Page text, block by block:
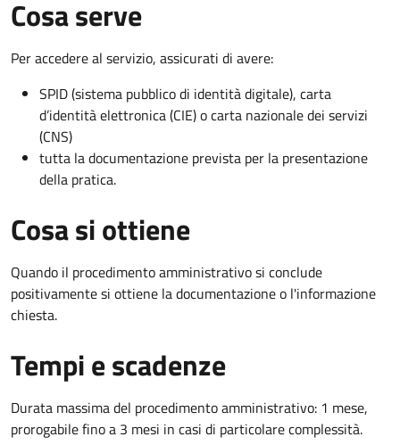
Cosa serve
Per accedere al servizio, assicurati di avere:
SPID (sistema pubblico di identità digitale), carta
d’identità elettronica (CIE) o carta nazionale dei servizi
(CNS)
tutta la documentazione prevista per la presentazione
della pratica.
Cosa si ottiene
Quando il procedimento amministrativo si conclude
positivamente si ottiene la documentazione o l'informazione
chiesta.
Tempi e scadenze
Durata massima del procedimento amministrativo: 1 mese,
prorogabile fino a 3 mesi in casi di particolare complessità.